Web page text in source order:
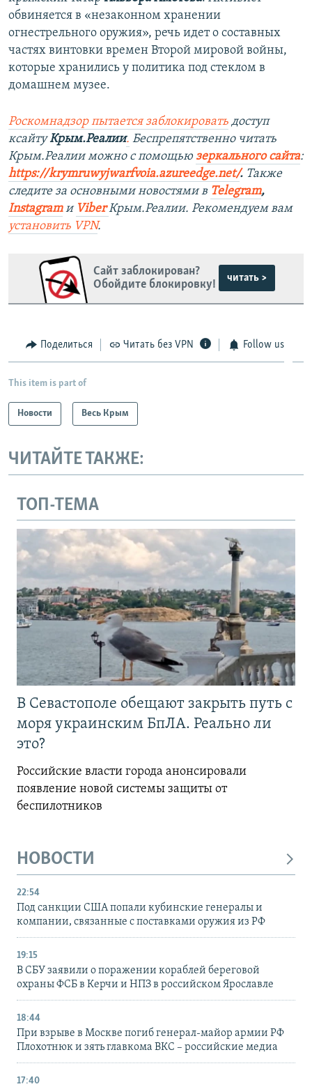
обвиняется в «незаконном хранении
огнестрельного оружия», речь идет о составных
частях винтовки времен Второй мировой войны,
которые хранились у политика под стеклом в
домашнем музее.
Роскомнадзор пытается заблокировать доступ
ксайтуКрым.Реалии. Беспрепятственно читать
Крым.Реалии можно с помощью зеркального сайта:
https://krymruwyjwarfvoia.azureedge.net/. Также
следите за основными новостями в Telegram,
Instagram и ViberКрым.Реалии. Рекомендуем вам
установить VPN.
Сайт заблокирован?
Обойдите блокировку!
читать >
Поделиться Читать без VPN Follow us
This item is part of
Новости Весь Крым
ЧИТАЙТЕ ТАКЖЕ:
ТОП-ТЕМА
В Севастополе обещают закрыть путь с
моря украинским БпЛА. Реально ли
это?
Российские власти города анонсировали
появление новой системы защиты от
беспилотников
НОВОСТИ
22:54
Под санкции США попали кубинские генералы и
компании, связанные с поставками оружия из РФ
19:15
В СБУ заявили о поражении кораблей береговой
охраны ФСБ в Керчи и НПЗ в российском Ярославле
18:44
При взрыве в Москве погиб генерал-майор армии РФ
Плохотнюк и зять главкома ВКС – российские медиа
17:40